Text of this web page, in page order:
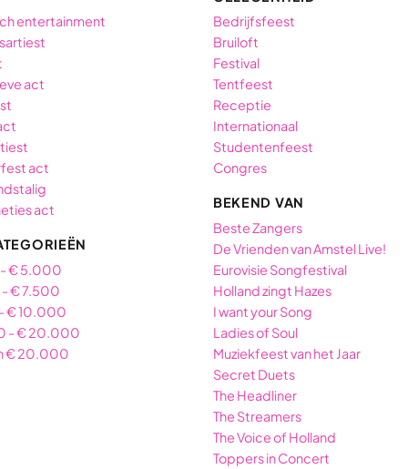
entertainment
act
act
act
€ 5.000
€ 7.500
€ 10.000
- € 20.000
€ 20.000
Bedrijfsfeest
Bruiloft
Festival
Tentfeest
Receptie
Internationaal
Studentenfeest
Congres
BEKEND VAN
Beste Zangers
De Vrienden van Amstel Live!
Eurovisie Songfestival
Holland zingt Hazes
I want your Song
Ladies of Soul
Muziekfeest van het Jaar
Secret Duets
The Headliner
The Streamers
The Voice of Holland
Toppers in Concert